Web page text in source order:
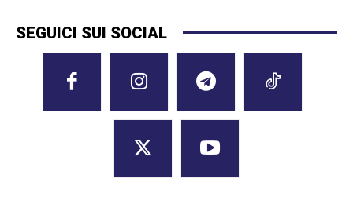
SEGUICI SUI SOCIAL